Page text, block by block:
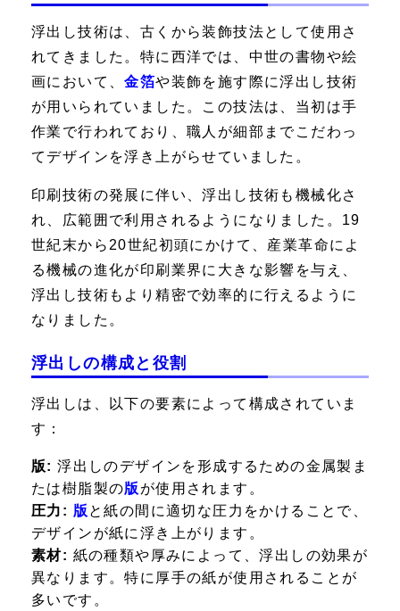
浮出し技術は、古くから装飾技法として使用さ
れてきました。特に西洋では、中世の書物や絵
画において、金箔や装飾を施す際に浮出し技術
が用いられていました。この技法は、当初は手
作業で行われており、職人が細部までこだわっ
てデザインを浮き上がらせていました。
印刷技術の発展に伴い、浮出し技術も機械化さ
れ、広範囲で利用されるようになりました。19
世紀末から20世紀初頭にかけて、産業革命によ
る機械の進化が印刷業界に大きな影響を与え、
浮出し技術もより精密で効率的に行えるように
なりました。
浮出しの構成と役割
浮出しは、以下の要素によって構成されていま
す：
版: 浮出しのデザインを形成するための金属製ま
たは樹脂製の版 が使用されます。
圧力: 版 と紙の間に適切な圧力をかけることで、
デザインが紙に浮き上がります。
素材: 紙の種類や厚みによって、浮出しの効果が
異なります。特に厚手の紙が使用されることが
多いです。